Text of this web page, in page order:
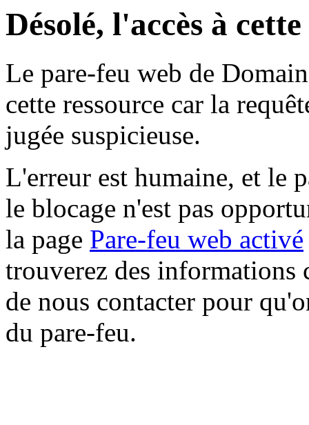
Désolé, l'accès à
Le pare-feu web de
cette ressource car la
jugée suspicieuse.
L'erreur est humaine, et le
le blocage n'est pas
la page Pare-feu web activé
trouverez des informations
de nous contacter pour
du pare-feu.